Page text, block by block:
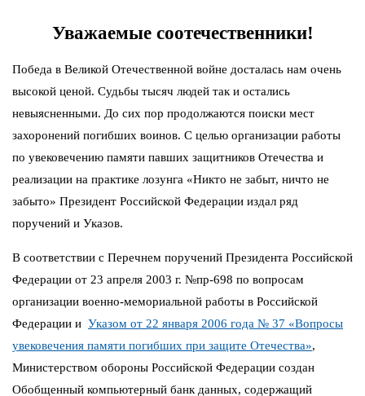
Уважаемые соотечественники!
Победа в Великой Отечественной войне досталась нам очень
высокой ценой. Судьбы тысяч людей так и остались
невыясненными. До сих пор продолжаются поиски мест
захоронений погибших воинов. С целью организации работы
по увековечению памяти павших защитников Отечества и
реализации на практике лозунга «Никто не забыт, ничто не
забыто» Президент Российской Федерации издал ряд
поручений и Указов.
В соответствии с Перечнем поручений Президента Российской
Федерации от 23 апреля 2003 г. №пр-698 по вопросам
организации военно-мемориальной работы в Российской
Федерации и Указом от 22 января 2006 года № 37 «Вопросы
увековечения памяти погибших при защите Отечества»,
Министерством обороны Российской Федерации создан
Обобщенный компьютерный банк данных, содержащий